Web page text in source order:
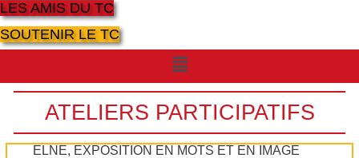
LES AMIS DU TC
SOUTENIR LE TC
Menu
ATELIERS PARTICIPATIFS
ELNE, EXPOSITION EN MOTS ET EN IMAGE